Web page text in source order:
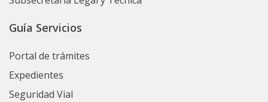
Guía Servicios
Portal de trámites
Expedientes
Seguridad Vial